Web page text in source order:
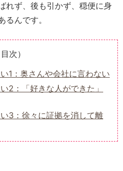
れず、後も引かず、穏便に身
んです。
目次）
1：奥さんや会社に言わない
2：「好きな人ができた」
3：徐々に証拠を消して離